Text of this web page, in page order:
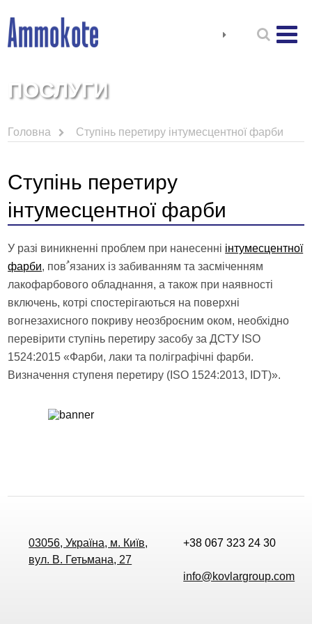
ПОСЛУГИ
Головна Ступінь перетиру інтумесцентної фарби
Ступінь перетиру
інтумесцентної фарби
У разі виникненні проблем при нанесенні інтумесцентної
фарби, повﹸязаних із забиванням та засміченням
лакофарбового обладнання, а також при наявності
включень, котрі спостерігаються на поверхні
вогнезахисного покриву неозброєним оком, необхідно
перевірити ступінь перетиру засобу за ДСТУ ISO
1524:2015 «Фарби, лаки та поліграфічні фарби.
Визначення ступеня перетиру (ISO 1524:2013, IDT)».
03056, Україна, м. Київ,
вул. В. Гетьмана, 27
+38 067 323 24 30
info@kovlargroup.com